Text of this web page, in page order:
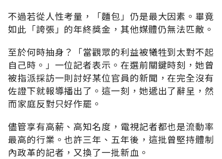
不過若從人性考量，「麵包」仍是最大因素。畢竟
如此「誇張」的年終獎金，其他媒體仍無法匹敵。
至於何時抽身？「當觀眾的利益被犧牲到太對不起
自己時。」一位記者表示。在選前關鍵時刻，她曾
被指派採訪一則討好某位官員的新聞，在完全沒有
佐證下就報導播出了。這一刻，她遞出了辭呈，然
而家庭反對只好作罷。
儘管享有高薪、高知名度，電視記者都也是流動率
最高的行業。也許三年、五年後，這批曾堅持體制
內政革的記者，又換了一批新血。